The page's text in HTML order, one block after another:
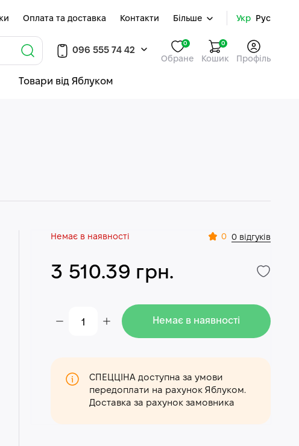
Оплата та доставка Контакти Більше Укр Рус
096 555 74 42
Обране
0 0
Кошик Профіль
Товари від Яблуком
Немає в наявності 0 0 відгуків
3 510.39 грн.
Немає в наявності
СПЕЦЦІНА доступна за умови
передоплати на рахунок Яблуком.
Доставка за рахунок замовника